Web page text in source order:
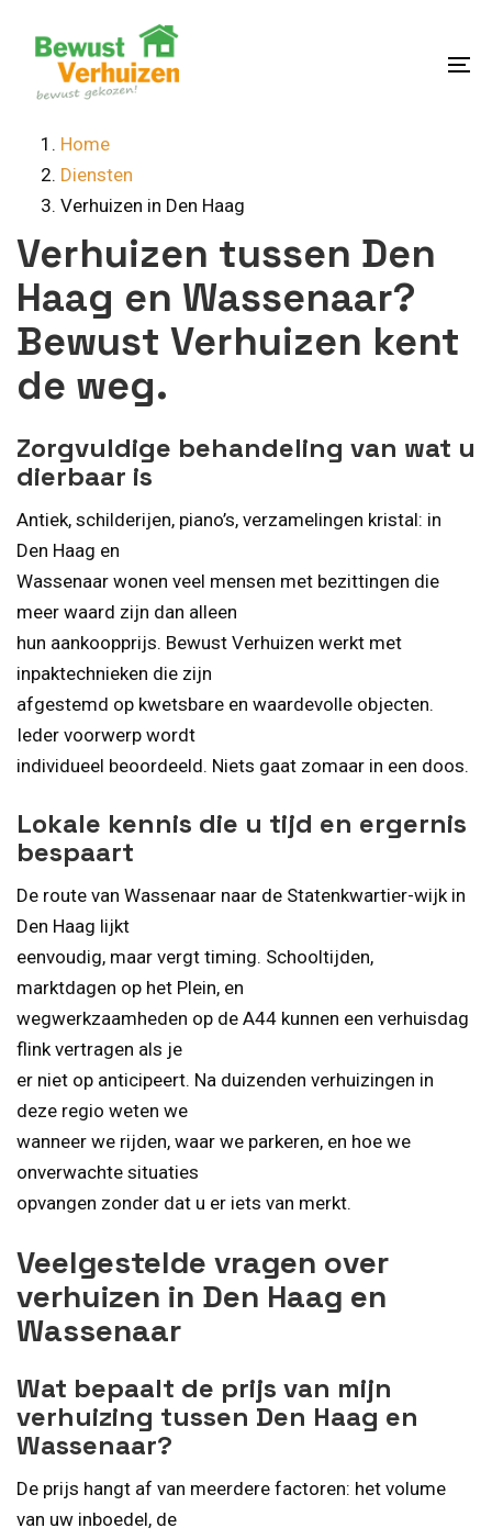
content
Home
Diensten
Verhuizen in Den Haag
Verhuizen tussen Den
Haag en Wassenaar?
Bewust Verhuizen kent
de weg.
Zorgvuldige behandeling van wat u
dierbaar is
Antiek, schilderijen, piano’s, verzamelingen kristal: in
Den Haag en
Wassenaar wonen veel mensen met bezittingen die
meer waard zijn dan alleen
hun aankoopprijs. Bewust Verhuizen werkt met
inpaktechnieken die zijn
afgestemd op kwetsbare en waardevolle objecten.
Ieder voorwerp wordt
individueel beoordeeld. Niets gaat zomaar in een doos.
Lokale kennis die u tijd en ergernis
bespaart
De route van Wassenaar naar de Statenkwartier-wijk in
Den Haag lijkt
eenvoudig, maar vergt timing. Schooltijden,
marktdagen op het Plein, en
wegwerkzaamheden op de A44 kunnen een verhuisdag
flink vertragen als je
er niet op anticipeert. Na duizenden verhuizingen in
deze regio weten we
wanneer we rijden, waar we parkeren, en hoe we
onverwachte situaties
opvangen zonder dat u er iets van merkt.
Veelgestelde vragen over
verhuizen in Den Haag en
Wassenaar
Wat bepaalt de prijs van mijn
verhuizing tussen Den Haag en
Wassenaar?
De prijs hangt af van meerdere factoren: het volume
van uw inboedel, de